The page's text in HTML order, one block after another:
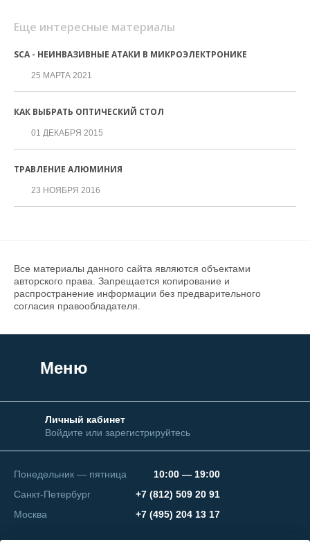
Еще интересные материалы
SCA - НЕИНВАЗИВНЫЕ АТАКИ В МИКРОЭЛЕКТРОНИКЕ
25 МАРТА 2021
КАК ВЫБРАТЬ ОПТИЧЕСКИЙ СТОЛ
01 ДЕКАБРЯ 2015
ТРАВЛЕНИЕ АЛЮМИНИЯ
23 НОЯБРЯ 2016
Все материалы данного сайта являются объектами
авторского права. Запрещается копирование и
распространение информации без предварительного
согласия правообладателя.
Меню
Личный кабинет
Войдите или зарегистрируйтесь
Понедельник — пятница
10:00 — 19:00
Санкт-Петербург
+7 (812) 509 20 91
Москва
+7 (495) 204 13 17